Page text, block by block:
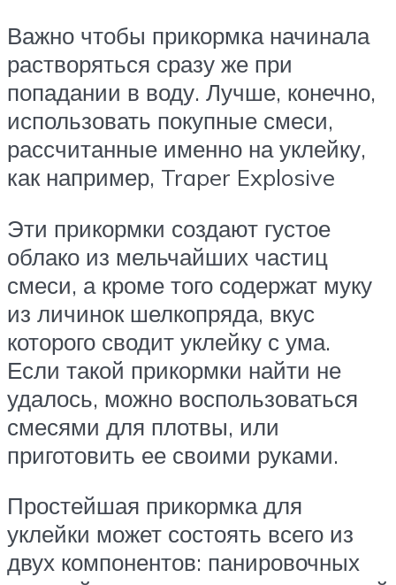
Важно чтобы прикормка начинала
растворяться сразу же при
попадании в воду. Лучше, конечно,
использовать покупные смеси,
рассчитанные именно на уклейку,
как например, Traper Explosive
Эти прикормки создают густое
облако из мельчайших частиц
смеси, а кроме того содержат муку
из личинок шелкопряда, вкус
которого сводит уклейку с ума.
Если такой прикормки найти не
удалось, можно воспользоваться
смесями для плотвы, или
приготовить ее своими руками.
Простейшая прикормка для
уклейки может состоять всего из
двух компонентов: панировочных